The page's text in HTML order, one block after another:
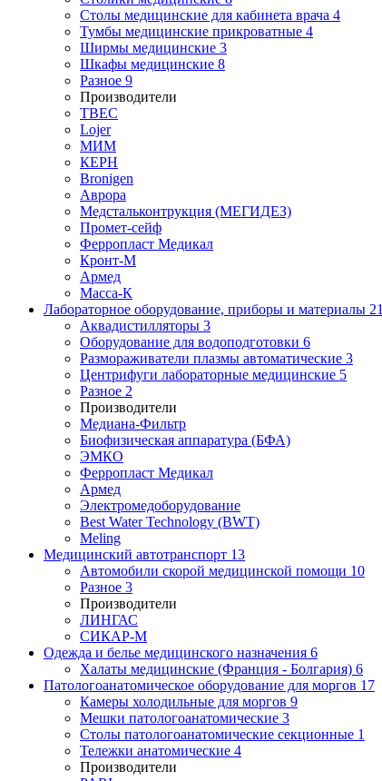
Столы медицинские для кабинета врача 4
Тумбы медицинские прикроватные 4
Ширмы медицинские 3
Шкафы медицинские 8
Разное 9
Производители
ТВЕС
Lojer
МИМ
КЕРН
Bronigen
Аврора
Медстальконтрукция (МЕГИДЕЗ)
Промет-сейф
Ферропласт Медикал
Кронт-М
Армед
Масса-К
Лабораторное оборудование, приборы и материалы 21
Аквадистилляторы 3
Оборудование для водоподготовки 6
Размораживатели плазмы автоматические 3
Центрифуги лабораторные медицинские 5
Разное 2
Производители
Медиана-Фильтр
Биофизическая аппаратура (БФА)
ЭМКО
Ферропласт Медикал
Армед
Электромедоборудование
Best Water Technology (BWT)
Meling
Медицинский автотранспорт 13
Автомобили скорой медицинской помощи 10
Разное 3
Производители
ЛИНГАС
СИКАР-М
Одежда и белье медицинского назначения 6
Халаты медицинские (Франция - Болгария) 6
Патологоанатомическое оборудование для моргов 17
Камеры холодильные для моргов 9
Мешки патологоанатомические 3
Столы патологоанатомические секционные 1
Тележки анатомические 4
Производители